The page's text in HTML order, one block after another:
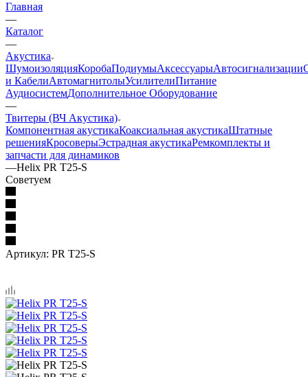
Главная
—
Каталог
—
Акустика
ШумоизоляцияКоробаПодиумыАксессуарыАвтосигнализации
и КабелиАвтомагнитолыУсилителиПитание
АудиосистемДополнительное Оборудование
—
Твитеры (ВЧ Акустика)
Компонентная акустикаКоаксиальная акустикаШтатные
решенияКросоверыЭстрадная акустикаРемкомплекты и
запчасти для динамиков
—Helix PR T25-S
Советуем
Артикул: PR T25-S